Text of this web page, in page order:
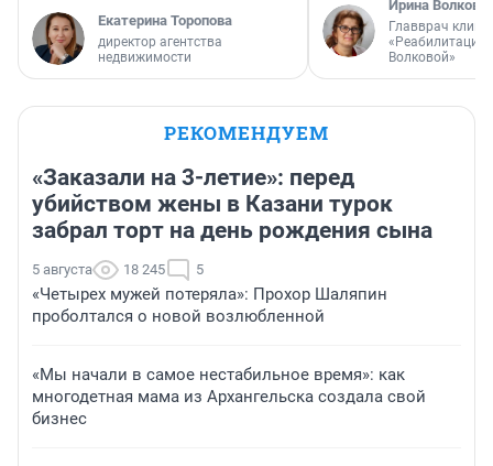
Екатерина Торопова
директор агентства
недвижимости
Ирина Волкова
Главврач
«Реабилитация
Волковой»
РЕКОМЕНДУЕМ
«Заказали на 3-летие»: перед
убийством жены в Казани турок
забрал торт на день рождения сына
5 августа 18 245 5
«Четырех мужей потеряла»: Прохор Шаляпин
проболтался о новой возлюбленной
«Мы начали в самое нестабильное время»: как
многодетная мама из Архангельска создала свой
бизнес